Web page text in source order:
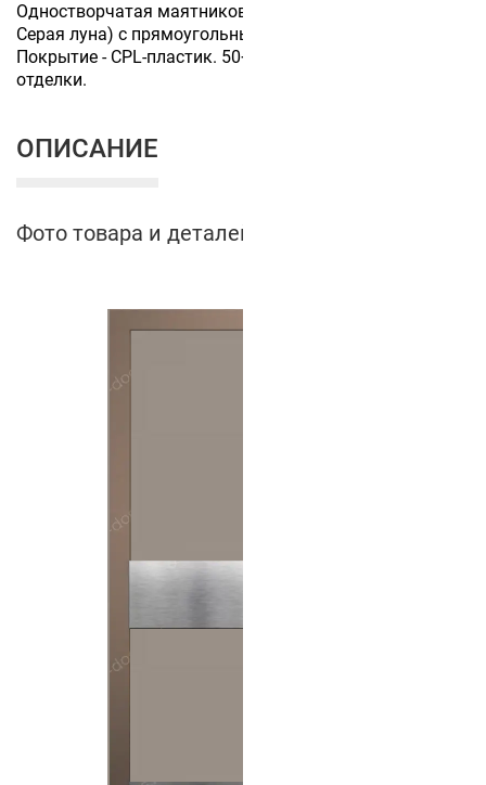
Одностворчатая маятниковая дверь (цвет полотна
Серая луна) с прямоугольным стеклом и отбойниками.
Покрытие - CPL-пластик. 50+ цветов финишной
отделки.
ОПИСАНИЕ
Фото товара и деталей